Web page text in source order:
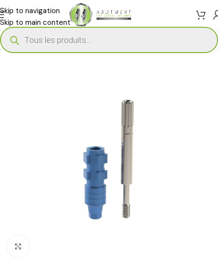
Skip to navigation
Skip to main content